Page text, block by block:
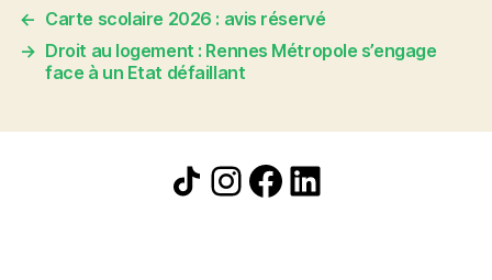
← Carte scolaire 2026 : avis réservé
→ Droit au logement : Rennes Métropole s’engage
face à un Etat défaillant
Icône de partage
Instagram
Facebook
LinkedIn